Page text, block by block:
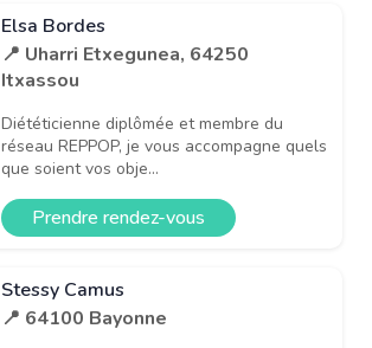
Elsa Bordes
📍 Uharri Etxegunea, 64250
Itxassou
Diététicienne diplômée et membre du
réseau REPPOP, je vous accompagne quels
que soient vos obje...
Prendre rendez-vous
Stessy Camus
📍 64100 Bayonne